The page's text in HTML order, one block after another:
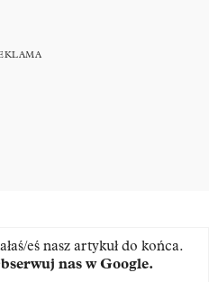
eś nasz artykuł do końca.
nas w Google.